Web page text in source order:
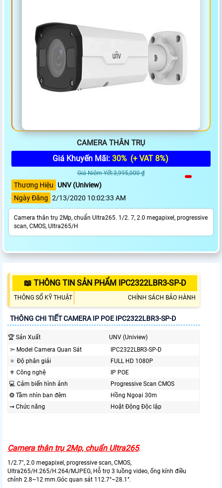
CAMERA THÂN TRỤ
Giá Khuyến Mãi: 30% (+ VAT 8%)
Giá Niêm Yết:3,995,000 ₫
Thương Hiệu
UNV (Uniview)
Ngày Đăng 2/13/2020 10:02:33 AM
Camera thân trụ 2Mp, chuẩn Ultra265. 1/2. 7, 2.0 megapixel, progressive
scan, CMOS, Ultra265/H
📖 THÔNG TIN SẢN PHẨM IPC2322LBR3-SP-D
THÔNG SỐ KỸ THUẬT CHÍNH SÁCH BẢO HÀNH
THÔNG CHI TIẾT CAMERA IP POE IPC2322LBR3-SP-D
️🏆 Sản Xuất
UNV (Uniview)
⭄ Model Camera Quan Sát
IPC2322LBR3-SP-D
🔅 Độ phân giải
FULL HD 1080P
⚜️ Công nghệ
IP POE
💻 Cảm biến hình ảnh
Progressive Scan CMOS
❂ Tầm nhìn ban đêm
Hồng Ngoại 30m
⇝ Chức năng
Hoặt Động Độc lập
Camera thân trụ 2Mp, chuẩn Ultra265.
1/2.7", 2.0 megapixel, progressive scan, CMOS,
Ultra265/H.265/H.264/MJPEG, Hỗ trợ 3 luồng video, ống kính điều
chỉnh 2.8~12 mm.Góc quan sát 112.7°~28.1°.